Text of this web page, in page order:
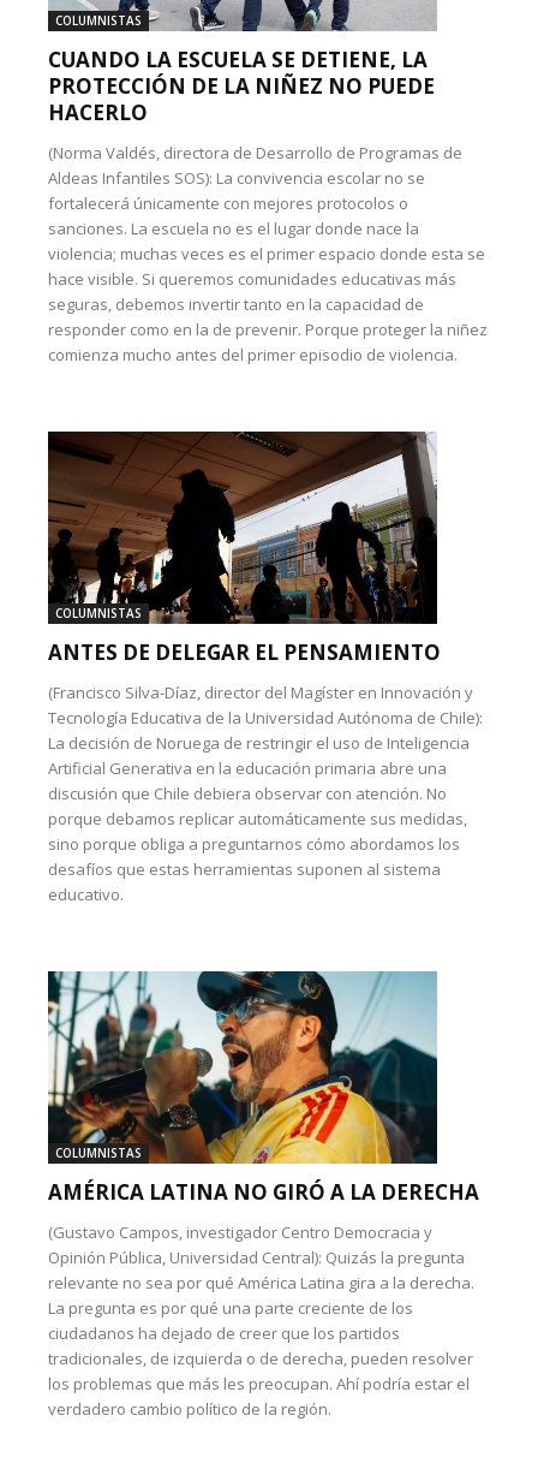
COLUMNISTAS
CUANDO LA ESCUELA SE DETIENE, LA
PROTECCIÓN DE LA NIÑEZ NO PUEDE
HACERLO
(Norma Valdés, directora de Desarrollo de Programas de
Aldeas Infantiles SOS): La convivencia escolar no se
fortalecerá únicamente con mejores protocolos o
sanciones. La escuela no es el lugar donde nace la
violencia; muchas veces es el primer espacio donde esta se
hace visible. Si queremos comunidades educativas más
seguras, debemos invertir tanto en la capacidad de
responder como en la de prevenir. Porque proteger la niñez
comienza mucho antes del primer episodio de violencia.
COLUMNISTAS
ANTES DE DELEGAR EL PENSAMIENTO
(Francisco Silva-Díaz, director del Magíster en Innovación y
Tecnología Educativa de la Universidad Autónoma de Chile):
La decisión de Noruega de restringir el uso de Inteligencia
Artificial Generativa en la educación primaria abre una
discusión que Chile debiera observar con atención. No
porque debamos replicar automáticamente sus medidas,
sino porque obliga a preguntarnos cómo abordamos los
desafíos que estas herramientas suponen al sistema
educativo.
COLUMNISTAS
AMÉRICA LATINA NO GIRÓ A LA DERECHA
(Gustavo Campos, investigador Centro Democracia y
Opinión Pública, Universidad Central): Quizás la pregunta
relevante no sea por qué América Latina gira a la derecha.
La pregunta es por qué una parte creciente de los
ciudadanos ha dejado de creer que los partidos
tradicionales, de izquierda o de derecha, pueden resolver
los problemas que más les preocupan. Ahí podría estar el
verdadero cambio político de la región.